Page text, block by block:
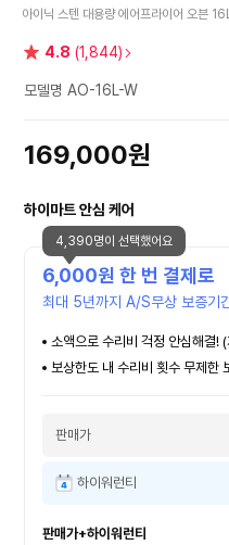
아이닉 스텐 대용량 에어프라이어 오븐
별 4.8 (1,844)
모델명 AO-16L-W
169,000원
하이마트 안심 케어
6,000원 한 번 결제로
최대 5년까지 A/S무상 보증기
소액으로 수리비 걱정 안심해결!
보상한도 내 수리비 횟수 무제한
판매가
하이워런티
판매가+하이워런티
4,390명이 선택했어요